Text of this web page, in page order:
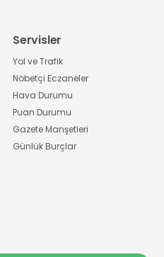
Servisler
Yol ve Trafik
Nöbetçi Eczaneler
Hava Durumu
Puan Durumu
Gazete Manşetleri
Günlük Burçlar